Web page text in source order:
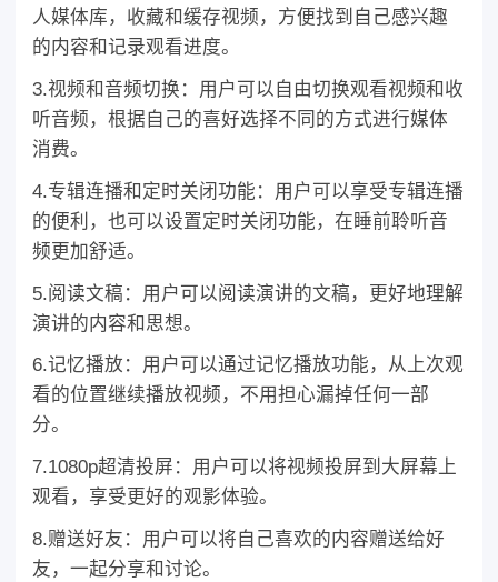
人媒体库，收藏和缓存视频，方便找到自己感兴趣
的内容和记录观看进度。
3.视频和音频切换：用户可以自由切换观看视频和收
听音频，根据自己的喜好选择不同的方式进行媒体
消费。
4.专辑连播和定时关闭功能：用户可以享受专辑连播
的便利，也可以设置定时关闭功能，在睡前聆听音
频更加舒适。
5.阅读文稿：用户可以阅读演讲的文稿，更好地理解
演讲的内容和思想。
6.记忆播放：用户可以通过记忆播放功能，从上次观
看的位置继续播放视频，不用担心漏掉任何一部
分。
7.1080p超清投屏：用户可以将视频投屏到大屏幕上
观看，享受更好的观影体验。
8.赠送好友：用户可以将自己喜欢的内容赠送给好
友，一起分享和讨论。